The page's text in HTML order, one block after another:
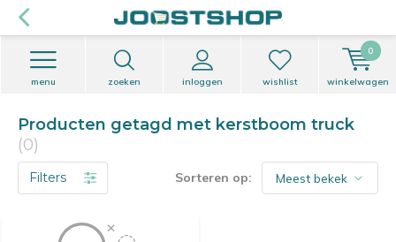
zoeken inloggen
menu wishlist winkelwagen
0
Producten getagd met kerstboom truck
(0)
Filters Sorteren op: